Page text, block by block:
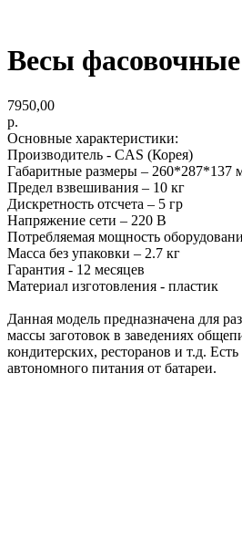
Весы
7950,00
р.
Основные характеристики:
Производитель - CAS (Корея)
Габаритные размеры – 260*287*137
Предел взвешивания – 10 кг
Дискретность отсчета – 5 гр
Напряжение сети – 220 В
Потребляемая мощность
Масса без упаковки – 2.7 кг
Гарантия - 12 месяцев
Материал изготовления - пластик
Данная модель предназначена для
массы заготовок в заведениях
кондитерских, ресторанов и т.д.
автономного питания от батареи.